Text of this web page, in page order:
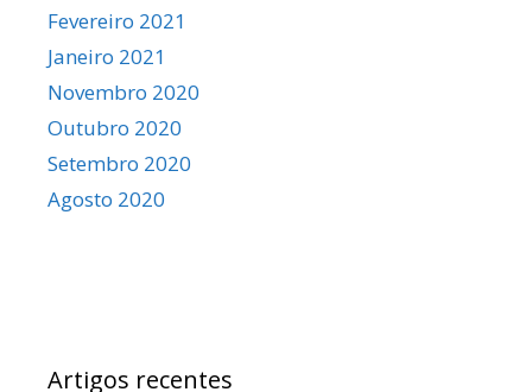
Fevereiro 2021
Janeiro 2021
Novembro 2020
Outubro 2020
Setembro 2020
Agosto 2020
Artigos recentes